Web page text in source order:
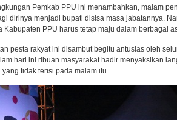
Pemkab PPU ini menambahkan, malam
dirinya menjadi bupati disisa masa jabatannya.
Kabupaten PPU harus tetap maju dalam berbagai
pesta rakyat ini disambut begitu antusias oleh
hari ini ribuan masyarakat hadir menyaksikan
tidak terisi pada malam itu.